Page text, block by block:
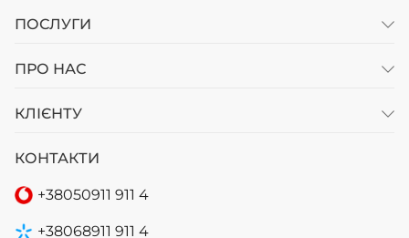
ПЕРЕВАГИ ШИН FULDA ДЛЯ ЗИМИ
Візьмемо популярну модель Kristall Control HP2.
геометрією – ніякої художньої самодіяльності, все
прораховано в комп'ютерних симуляціях. Глибокі
канавки ріжуть снігову кашу як ніж масло, відводять
воду блискавично. Ламелі під кутом – чіпляються за лід
мертвою хваткою.
ПОСЛУГИ
ПРО НАС
КЛІЄНТУ
КОНТАКТИ
+38050911 911 4
+38068911 911 4